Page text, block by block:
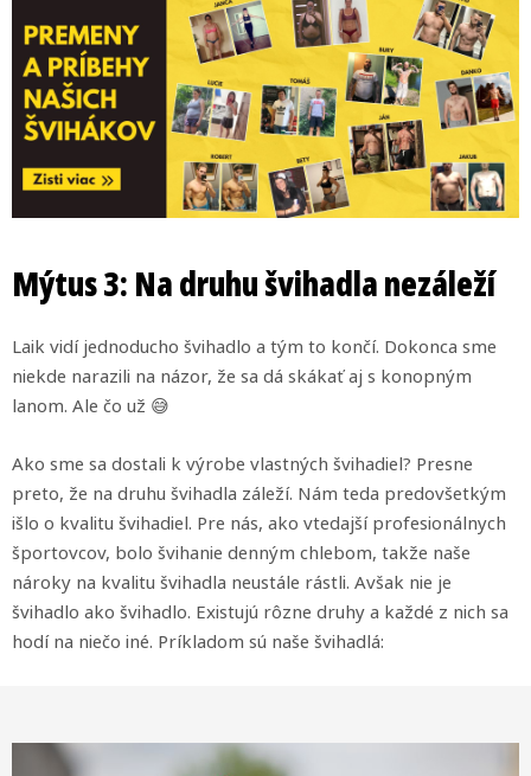
Mýtus 3: Na druhu švihadla nezáleží
Laik vidí jednoducho švihadlo a tým to končí. Dokonca sme
niekde narazili na názor, že sa dá skákať aj s konopným
lanom. Ale čo už 😅
Ako sme sa dostali k výrobe vlastných švihadiel? Presne
preto, že na druhu švihadla záleží. Nám teda predovšetkým
išlo o kvalitu švihadiel. Pre nás, ako vtedajší profesionálnych
športovcov, bolo švihanie denným chlebom, takže naše
nároky na kvalitu švihadla neustále rástli. Avšak nie je
švihadlo ako švihadlo. Existujú rôzne druhy a každé z nich sa
hodí na niečo iné. Príkladom sú naše švihadlá: